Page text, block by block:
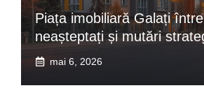
Piața imobiliară Galați
neașteptați și mutări
mai 6, 2026